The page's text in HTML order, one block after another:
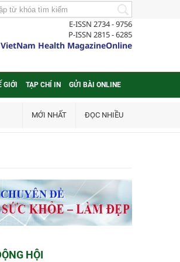
E-ISSN 2734 - 9756
P-ISSN 2815 - 6285
VietNam Health MagazineOnline
GIỚI TẠP CHÍ IN GỬI BÀI ONLINE
MỚI NHẤT ĐỌC NHIỀU
HỘI